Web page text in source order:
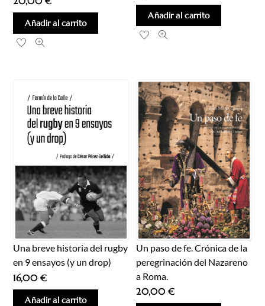
Añadir al carrito
Añadir al carrito
Una breve historia del rugby
en 9 ensayos (y un drop)
16,00€
Añadir al carrito
Un paso de fe. Crónica de la
peregrinación del Nazareno
a Roma.
20,00€